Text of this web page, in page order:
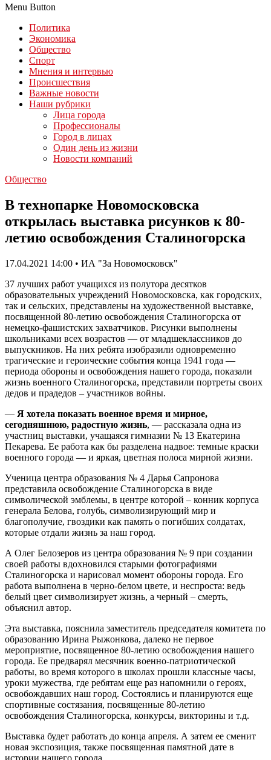
Menu Button
Политика
Экономика
Общество
Спорт
Мнения и интервью
Происшествия
Важные новости
Наши рубрики
Лица города
Профессионалы
Город в лицах
Один день из жизни
Новости компаний
Общество
В технопарке Новомосковска
открылась выставка рисунков к 80-
летию освобождения Сталиногорска
17.04.2021 14:00 • ИА "За Новомосковск"
37 лучших работ учащихся из полутора десятков
образовательных учреждений Новомосковска, как городских,
так и сельских, представлены на художественной выставке,
посвященной 80-летию освобождения Сталиногорска от
немецко-фашистских захватчиков. Рисунки выполнены
школьниками всех возрастов — от младшеклассников до
выпускников. На них ребята изобразили одновременно
трагические и героические события конца 1941 года —
периода обороны и освобождения нашего города, показали
жизнь военного Сталиногорска, представили портреты своих
дедов и прадедов – участников войны.
— Я хотела показать военное время и мирное,
сегодняшнюю, радостную жизнь, — рассказала одна из
участниц выставки, учащаяся гимназии № 13 Екатерина
Пекарева. Ее работа как бы разделена надвое: темные краски
военного города — и яркая, цветная полоса мирной жизни.
Ученица центра образования № 4 Дарья Сапронова
представила освобождение Сталиногорска в виде
символической эмблемы, в центре которой – конник корпуса
генерала Белова, голубь, символизирующий мир и
благополучие, гвоздики как память о погибших солдатах,
которые отдали жизнь за наш город.
А Олег Белозеров из центра образования № 9 при создании
своей работы вдохновился старыми фотографиями
Сталиногорска и нарисовал момент обороны города. Его
работа выполнена в черно-белом цвете, и неспроста: ведь
белый цвет символизирует жизнь, а черный – смерть,
объяснил автор.
Эта выставка, пояснила заместитель председателя комитета по
образованию Ирина Рыжонкова, далеко не первое
мероприятие, посвященное 80-летию освобождения нашего
города. Ее предварял месячник военно-патриотической
работы, во время которого в школах прошли классные часы,
уроки мужества, где ребятам еще раз напомнили о героях,
освобождавших наш город. Состоялись и планируются еще
спортивные состязания, посвященные 80-летию
освобождения Сталиногорска, конкурсы, викторины и т.д.
Выставка будет работать до конца апреля. А затем ее сменит
новая экспозиция, также посвященная памятной дате в
истории нашего города.